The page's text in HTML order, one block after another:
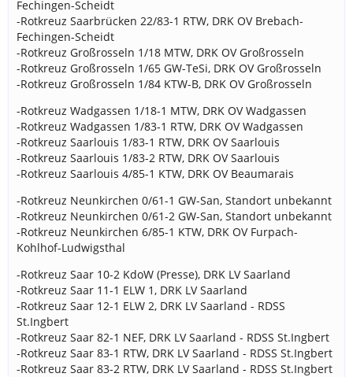
Fechingen-Scheidt
-Rotkreuz Saarbrücken 22/83-1 RTW, DRK OV Brebach-
Fechingen-Scheidt
-Rotkreuz Großrosseln 1/18 MTW, DRK OV Großrosseln
-Rotkreuz Großrosseln 1/65 GW-TeSi, DRK OV Großrosseln
-Rotkreuz Großrosseln 1/84 KTW-B, DRK OV Großrosseln
-Rotkreuz Wadgassen 1/18-1 MTW, DRK OV Wadgassen
-Rotkreuz Wadgassen 1/83-1 RTW, DRK OV Wadgassen
-Rotkreuz Saarlouis 1/83-1 RTW, DRK OV Saarlouis
-Rotkreuz Saarlouis 1/83-2 RTW, DRK OV Saarlouis
-Rotkreuz Saarlouis 4/85-1 KTW, DRK OV Beaumarais
-Rotkreuz Neunkirchen 0/61-1 GW-San, Standort unbekannt
-Rotkreuz Neunkirchen 0/61-2 GW-San, Standort unbekannt
-Rotkreuz Neunkirchen 6/85-1 KTW, DRK OV Furpach-
Kohlhof-Ludwigsthal
-Rotkreuz Saar 10-2 KdoW (Presse), DRK LV Saarland
-Rotkreuz Saar 11-1 ELW 1, DRK LV Saarland
-Rotkreuz Saar 12-1 ELW 2, DRK LV Saarland - RDSS
St.Ingbert
-Rotkreuz Saar 82-1 NEF, DRK LV Saarland - RDSS St.Ingbert
-Rotkreuz Saar 83-1 RTW, DRK LV Saarland - RDSS St.Ingbert
-Rotkreuz Saar 83-2 RTW, DRK LV Saarland - RDSS St.Ingbert